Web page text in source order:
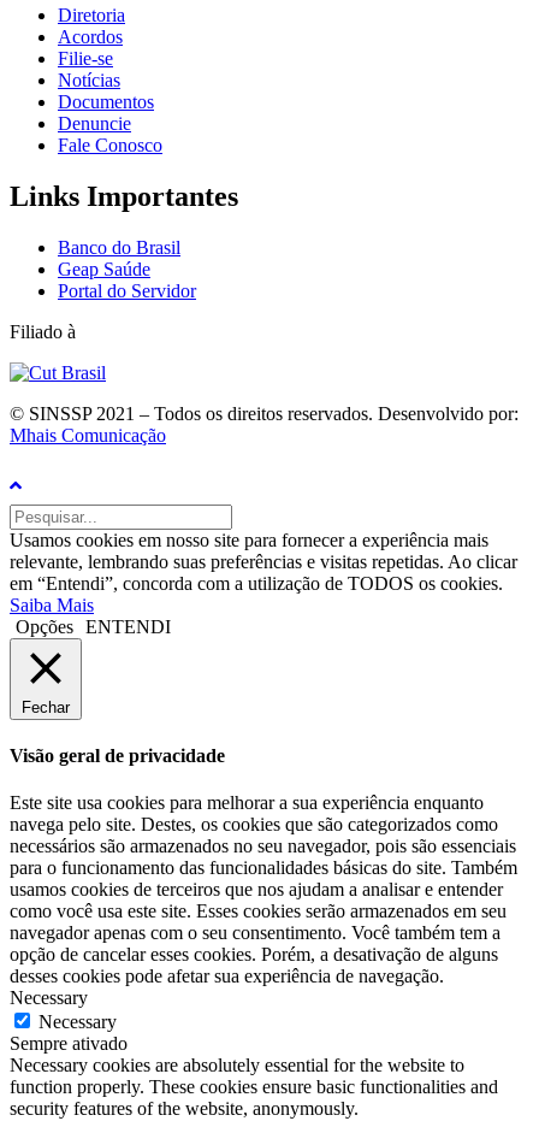
Diretoria
Acordos
Filie-se
Notícias
Documentos
Denuncie
Fale Conosco
Links Importantes
Banco do Brasil
Geap Saúde
Portal do Servidor
Filiado à
© SINSSP 2021 – Todos os direitos reservados. Desenvolvido por:
Mhais Comunicação
Usamos cookies em nosso site para fornecer a experiência mais
relevante, lembrando suas preferências e visitas repetidas. Ao clicar
em “Entendi”, concorda com a utilização de TODOS os cookies.
Saiba Mais
Opções ENTENDI
Fechar
Visão geral de privacidade
Este site usa cookies para melhorar a sua experiência enquanto
navega pelo site. Destes, os cookies que são categorizados como
necessários são armazenados no seu navegador, pois são essenciais
para o funcionamento das funcionalidades básicas do site. Também
usamos cookies de terceiros que nos ajudam a analisar e entender
como você usa este site. Esses cookies serão armazenados em seu
navegador apenas com o seu consentimento. Você também tem a
opção de cancelar esses cookies. Porém, a desativação de alguns
desses cookies pode afetar sua experiência de navegação.
Necessary
Necessary
Sempre ativado
Necessary cookies are absolutely essential for the website to
function properly. These cookies ensure basic functionalities and
security features of the website, anonymously.